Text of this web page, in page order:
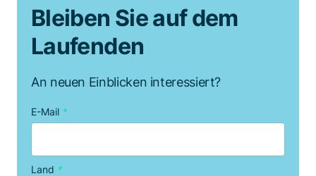
Bleiben Sie auf dem
Laufenden
An neuen Einblicken interessiert?
E-Mail *
Land *